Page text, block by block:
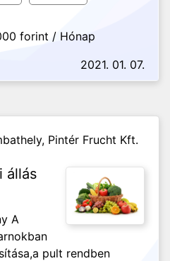
forint / Hónap
2021. 01. 07.
Pintér Frucht Kft.
állás
A
pult rendben